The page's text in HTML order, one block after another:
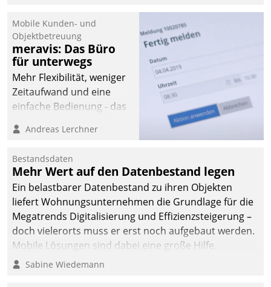
Mobile Kunden- und
Objektbetreuung
meravis: Das Büro
für unterwegs
Mehr Flexibilität, weniger
Zeitaufwand und eine
einfache Bedienung - das
Cockpit für mobile
Datatrain. Die meravis
Wohnungsbau- und
Immobilien GmbH hat
sich dabei für den Betrieb
der Lösung über die SAP
Cloud Platform
entschieden - als erstes
Unternehmen am
Andreas Lerchner
Bestandsdaten
Mehr Wert auf den Datenbestand legen
Ein belastbarer Datenbestand zu ihren Objekten
liefert Wohnungsunternehmen die Grundlage für die
Megatrends Digitalisierung und Effizienzsteigerung –
doch vielerorts muss er erst noch aufgebaut werden.
Mobile Lösungen sind dabei eine große Hilfe.
Sabine Wiedemann